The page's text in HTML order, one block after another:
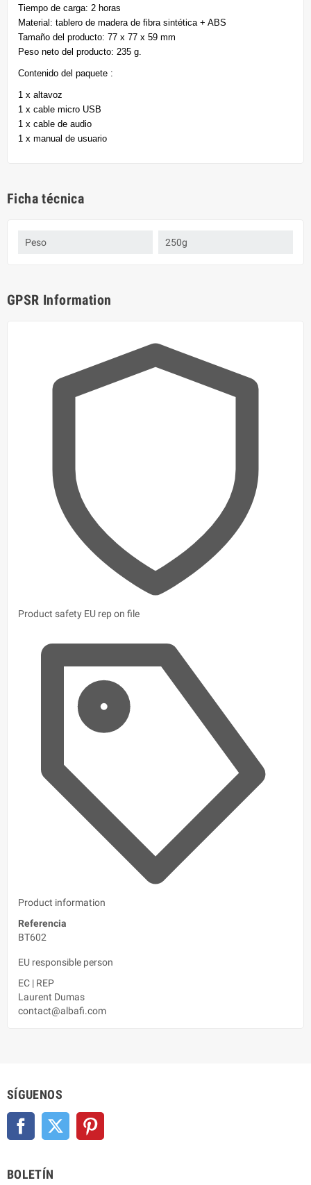
Tiempo de carga: 2 horas
Material: tablero de madera de fibra sintética + ABS
Tamaño del producto: 77 x 77 x 59 mm
Peso neto del producto: 235 g.
Contenido del paquete :
1 x altavoz
1 x cable micro USB
1 x cable de audio
1 x manual de usuario
Ficha técnica
Peso 250g
GPSR Information
Product safety EU rep on file
Product information
Referencia
BT602
EU responsible person
EC | REP
Laurent Dumas
contact@albafi.com
SÍGUENOS
Facebook Twitter
BOLETÍN